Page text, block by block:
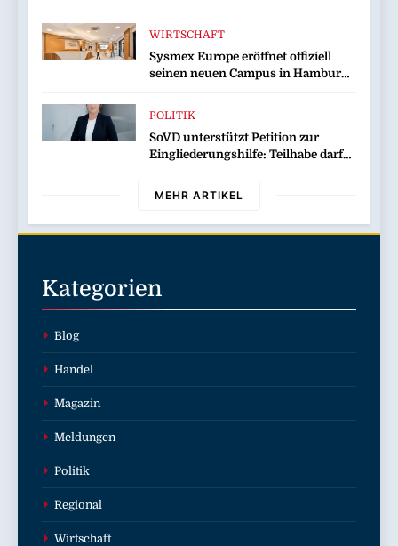
WIRTSCHAFT
Sysmex Europe eröffnet offiziell
seinen neuen Campus in Hamburg
Arbeitsumgebungen
POLITIK
SoVD unterstützt Petition zur
Eingliederungshilfe: Teilhabe darf
MEHR ARTIKEL
Kategorien
Blog
Handel
Magazin
Meldungen
Politik
Regional
Wirtschaft